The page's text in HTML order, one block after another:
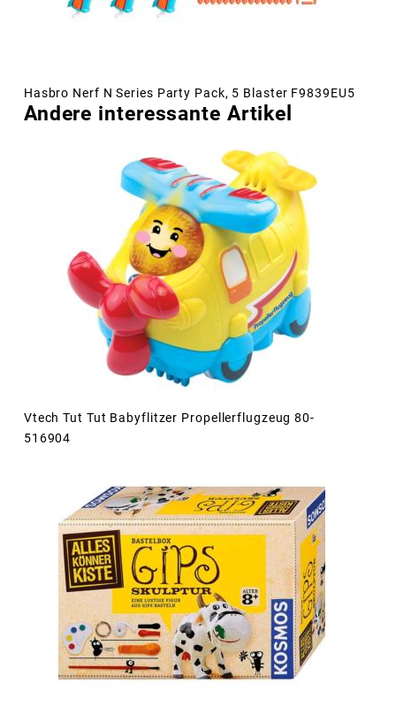
Hasbro Nerf N Series Party Pack, 5 Blaster F9839EU5
Andere interessante Artikel
Vtech Tut Tut Babyflitzer Propellerflugzeug 80-
516904